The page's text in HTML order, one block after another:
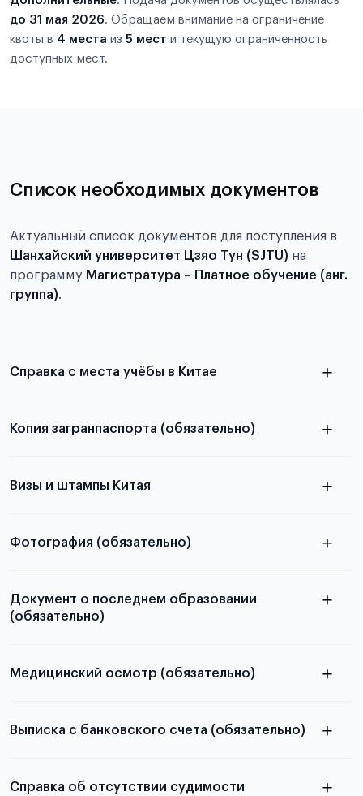
до 31 мая 2026. Обращаем внимание на ограничение
квоты в 4 места из 5 мест и текущую ограниченность
доступных мест.
Список необходимых документов
Актуальный список документов для поступления в
Шанхайский университет Цзяо Тун (SJTU) на
программу Магистратура – Платное обучение (анг.
группа).
Справка с места учёбы в Китае
статье справка с места учёбы в Китае
Копия загранпаспорта (обязательно)
паспорта
Визы и штампы Китая
Фотография (обязательно)
Документ о последнем образовании
(обязательно)
абитуриентов, изложена в статье.
Медицинский осмотр (обязательно)
Для примеров заполнения и пустых
Выписка с банковского счета (обязательно)
Подробнее о требуемой сумме,
Справка об отсутствии судимости